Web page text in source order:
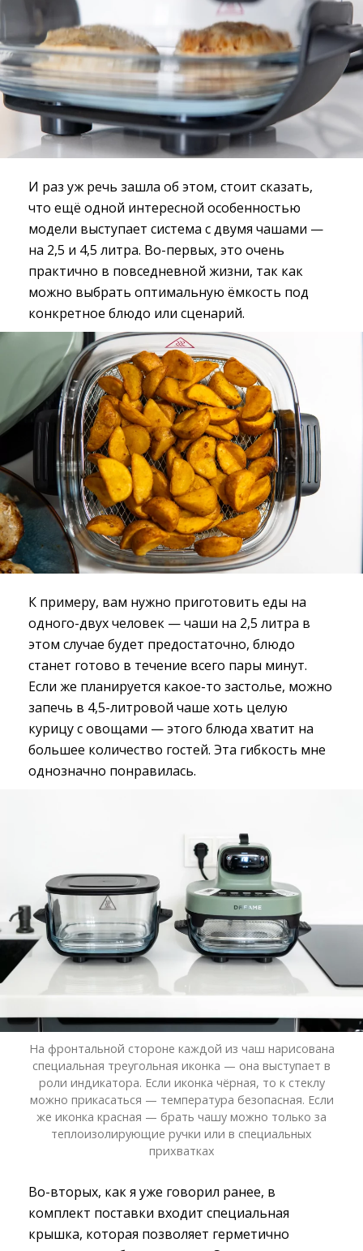
И раз уж речь зашла об этом, стоит сказать,
что ещё одной интересной особенностью
модели выступает система с двумя чашами —
на 2,5 и 4,5 литра. Во-первых, это очень
практично в повседневной жизни, так как
можно выбрать оптимальную ёмкость под
конкретное блюдо или сценарий.
К примеру, вам нужно приготовить еды на
одного-двух человек — чаши на 2,5 литра в
этом случае будет предостаточно, блюдо
станет готово в течение всего пары минут.
Если же планируется какое-то застолье, можно
запечь в 4,5-литровой чаше хоть целую
курицу с овощами — этого блюда хватит на
большее количество гостей. Эта гибкость мне
однозначно понравилась.
На фронтальной стороне каждой из чаш нарисована
специальная треугольная иконка — она выступает в
роли индикатора. Если иконка чёрная, то к стеклу
можно прикасаться — температура безопасная. Если
же иконка красная — брать чашу можно только за
теплоизолирующие ручки или в специальных
прихватках
Во-вторых, как я уже говорил ранее, в
комплект поставки входит специальная
крышка, которая позволяет герметично